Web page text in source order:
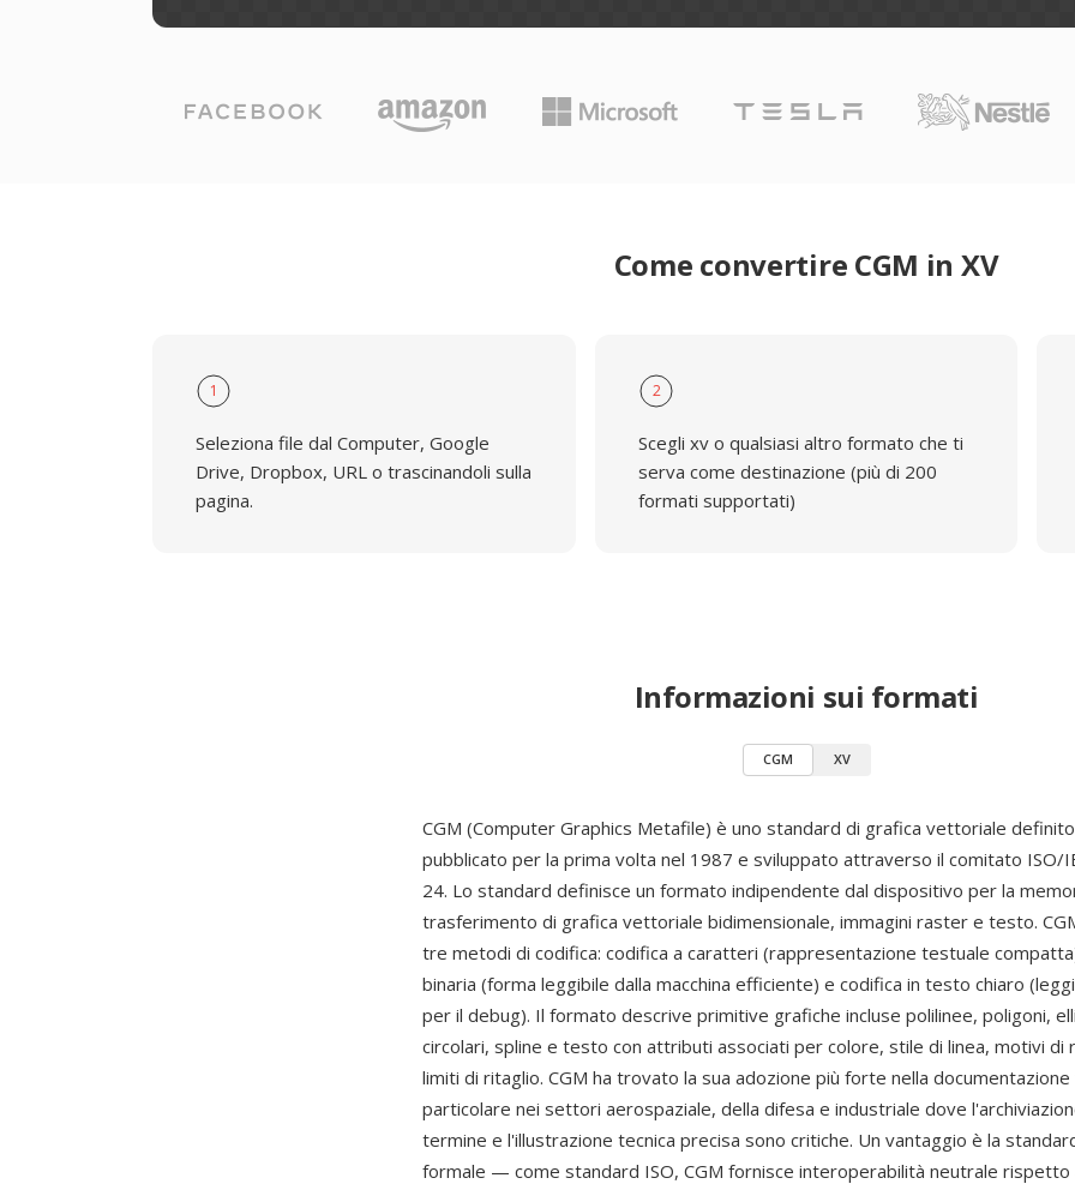
Come convertire CGM in XV
1
Seleziona file dal Computer, Google
Drive, Dropbox, URL o trascinandoli sulla
pagina.
2
Scegli xv o qualsiasi altro formato che ti
serva come destinazione (più di 200
formati supportati)
Informazioni sui formati
CGM XV
CGM (Computer Graphics Metafile) è uno standard di grafica vettoriale
pubblicato per la prima volta nel 1987 e sviluppato attraverso il comitato ISO/
24. Lo standard definisce un formato indipendente dal dispositivo per la
trasferimento di grafica vettoriale bidimensionale, immagini raster e testo.
tre metodi di codifica: codifica a caratteri (rappresentazione testuale
binaria (forma leggibile dalla macchina efficiente) e codifica in testo chiaro
per il debug). Il formato descrive primitive grafiche incluse polilinee, poligoni,
circolari, spline e testo con attributi associati per colore, stile di linea, motivi di
limiti di ritaglio. CGM ha trovato la sua adozione più forte nella documentazione
particolare nei settori aerospaziale, della difesa e industriale dove
termine e l'illustrazione tecnica precisa sono critiche. Un vantaggio è la
formale — come standard ISO, CGM fornisce interoperabilità neutrale